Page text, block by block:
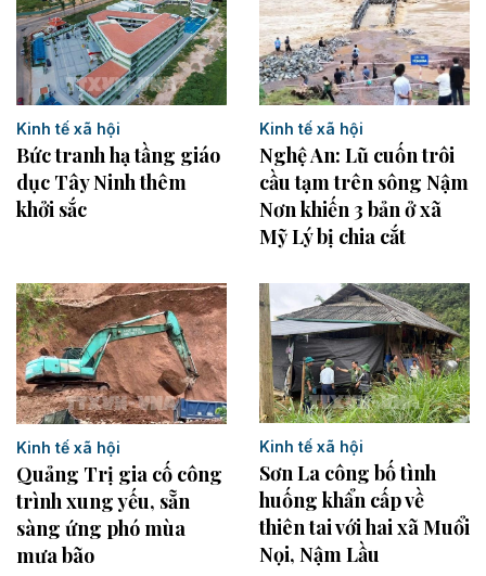
Kinh tế xã hội
Bức tranh hạ tầng giáo
dục Tây Ninh thêm
khởi sắc
Kinh tế xã hội
Nghệ An: Lũ cuốn trôi
cầu tạm trên sông Nậm
Nơn khiến 3 bản ở xã
Mỹ Lý bị chia cắt
Kinh tế xã hội
Quảng Trị gia cố công
trình xung yếu, sẵn
sàng ứng phó mùa
mưa bão
Kinh tế xã hội
Sơn La công bố tình
huống khẩn cấp về
thiên tai với hai xã Muổi
Nọi, Nậm Lầu